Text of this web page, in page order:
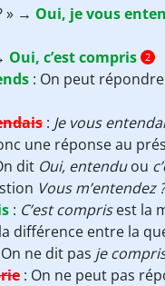
» → Oui, je vous
Oui, c’est compris 2
: On peut répondre
: Je vous
une réponse au
dit Oui, entenduou
Vous m’entendez ?
: C’est comprisest la
différence entre la
On ne dit pas je
: On ne peut pas